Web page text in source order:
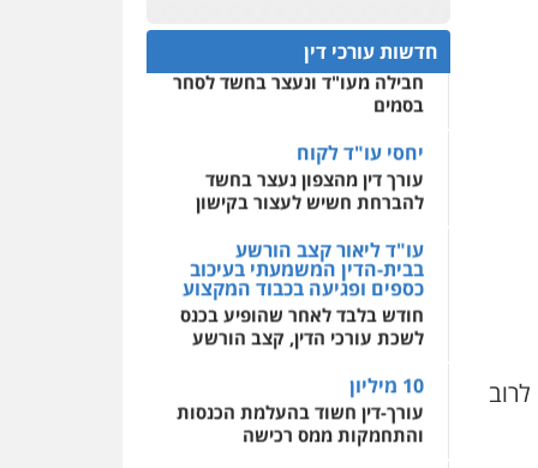
0522508109
אחסון אתרים
לעורכי דין
אסירים עבירות מין
שירותים מקצועיים לעורכי
דין
0544500346
חדשות עורכי דין
חפץ חשוד
עצור בתיק ניסיון רצח קיבל
חבילה מעו"ד ונעצר בחשד לסחר
בסמים
יחסי עו"ד לקוח
עורך דין מהצפון נעצר בחשד
להברחת חשיש לעצור בקישון
עו"ד ליאור קצב הורשע
בבית-הדין המשמעתי בעיכוב
כספים ופגיעה בכבוד המקצוע
חודש בלבד לאחר שהופיע בכנס
לשכת עורכי הדין, קצב הורשע
10 מיליון
עורך-דין חשוד בהעלמת הכנסות
והתחמקות ממס רכישה